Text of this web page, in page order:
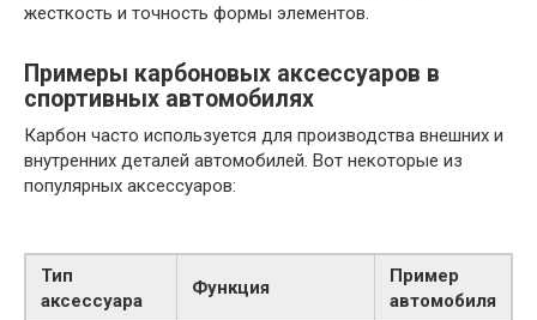
жесткость и точность формы элементов.
Примеры карбоновых аксессуаров в
спортивных автомобилях
Карбон часто используется для производства внешних и
внутренних деталей автомобилей. Вот некоторые из
популярных аксессуаров:
Тип
аксессуара
Функция
Пример
автомобиля